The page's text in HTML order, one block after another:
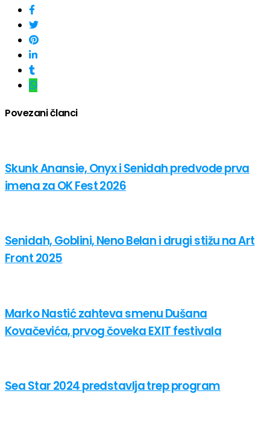
Povezani članci
Skunk Anansie, Onyx i Senidah predvode prva
imena za OK Fest 2026
Senidah, Goblini, Neno Belan i drugi stižu na Art
Front 2025
Marko Nastić zahteva smenu Dušana
Kovačevića, prvog čoveka EXIT festivala
Sea Star 2024 predstavlja trep program